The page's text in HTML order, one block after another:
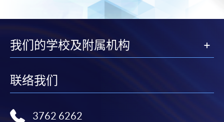
我们的学校及附属机构
联络我们
3762 6262